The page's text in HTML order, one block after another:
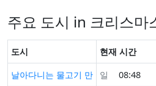
주요 도시 in 크리스마
도시
현재 시간
날아다니는 물고기 만
일 08:48